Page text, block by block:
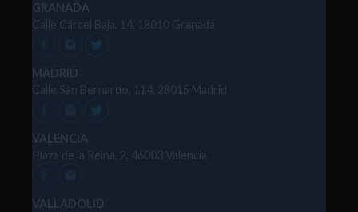
GRANADA
Calle Cárcel Baja, 14, 18010 Granada
MADRID
Calle San Bernardo, 114, 28015 Madrid
VALENCIA
Plaza de la Reina, 2, 46003 Valencia
VALLADOLID